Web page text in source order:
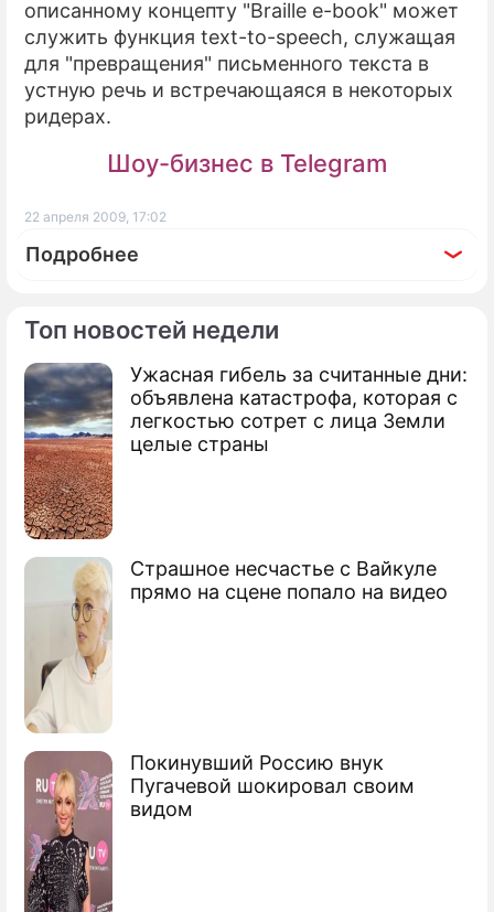
Топ новостей недели
Ужасная гибель за считанные дни:
объявлена катастрофа, которая с
легкостью сотрет с лица Земли
целые страны
Страшное несчастье с Вайкуле
прямо на сцене попало на видео
Покинувший Россию внук
Пугачевой шокировал своим
видом
описанному концепту "Braille e-book" может
служить функция text-to-speech, служащая
для "превращения" письменного текста в
устную речь и встречающаяся в некоторых
ридерах.
Шоу-бизнес в Telegram
22 апреля 2009, 17:02
Подробнее
По теме
Samsung вырастил Papyrus для
библиофилов
Электронные книги стали цветными
Kindle 2 разочаровала любителей
гаджетов